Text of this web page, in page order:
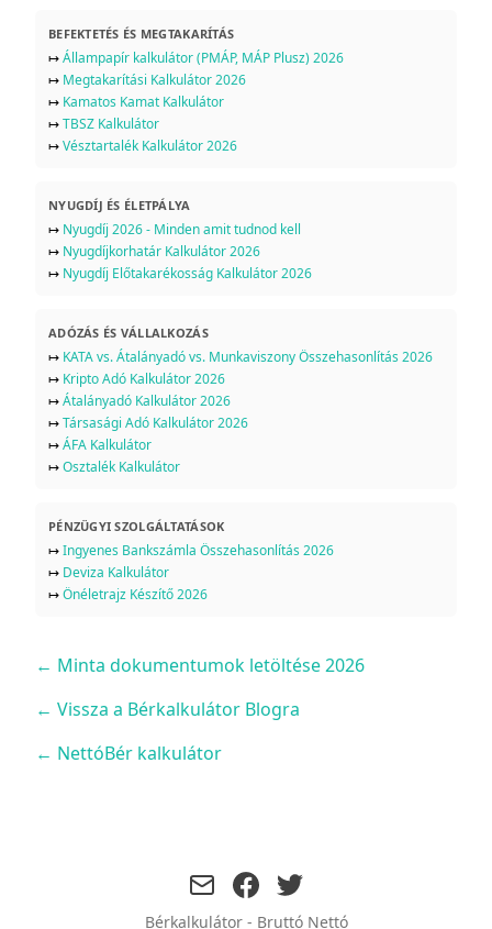
BEFEKTETÉS ÉS MEGTAKARÍTÁS
↦Állampapír kalkulátor (PMÁP, MÁP Plusz) 2026
↦ Megtakarítási Kalkulátor 2026
↦ Kamatos Kamat Kalkulátor
↦TBSZ Kalkulátor
↦Vésztartalék Kalkulátor 2026
NYUGDÍJ ÉS ÉLETPÁLYA
↦ Nyugdíj 2026 - Minden amit tudnod kell
↦ Nyugdíjkorhatár Kalkulátor 2026
↦ Nyugdíj Előtakarékosság Kalkulátor 2026
ADÓZÁS ÉS VÁLLALKOZÁS
↦ KATA vs. Átalányadó vs. Munkaviszony Összehasonlítás 2026
↦ Kripto Adó Kalkulátor 2026
↦Átalányadó Kalkulátor 2026
↦Társasági Adó Kalkulátor 2026
↦ÁFA Kalkulátor
↦Osztalék Kalkulátor
PÉNZÜGYI SZOLGÁLTATÁSOK
↦Ingyenes Bankszámla Összehasonlítás 2026
↦ Deviza Kalkulátor
↦Önéletrajz Készítő 2026
← Minta dokumentumok letöltése 2026
← Vissza a Bérkalkulátor Blogra
← NettóBér kalkulátor
facebooktwitter
Bérkalkulátor - Bruttó Nettó